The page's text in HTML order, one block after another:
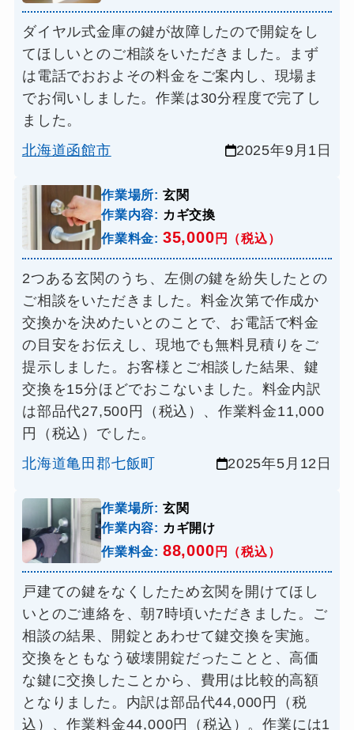
ダイヤル式金庫の鍵が故障したので開錠をし
てほしいとのご相談をいただきました。まず
は電話でおおよその料金をご案内し、現場ま
でお伺いしました。作業は30分程度で完了し
ました。
北海道函館市
2025年9月1日
作業場所: 玄関
作業内容: カギ交換
作業料金: 35,000 円（税込）
2つある玄関のうち、左側の鍵を紛失したとの
ご相談をいただきました。料金次第で作成か
交換かを決めたいとのことで、お電話で料金
の目安をお伝えし、現地でも無料見積りをご
提示しました。お客様とご相談した結果、鍵
交換を15分ほどでおこないました。料金内訳
は部品代27,500円（税込）、作業料金11,000
円（税込）でした。
北海道亀田郡七飯町
2025年5月12日
作業場所: 玄関
作業内容: カギ開け
作業料金: 88,000 円（税込）
戸建ての鍵をなくしたため玄関を開けてほし
いとのご連絡を、朝7時頃いただきました。ご
相談の結果、開錠とあわせて鍵交換を実施。
交換をともなう破壊開錠だったことと、高価
な鍵に交換したことから、費用は比較的高額
となりました。内訳は部品代44,000円（税
込）、作業料金44,000円（税込）。作業には1